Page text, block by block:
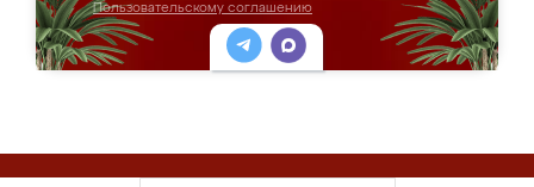
Пользовательскому соглашению